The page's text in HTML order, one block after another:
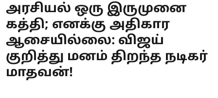
அரசியல் ஒரு இருமுனை
கத்தி; எனக்கு அதிகார
ஆசையில்லை: விஜய்
குறித்து மனம் திறந்த நடிகர்
மாதவன்!